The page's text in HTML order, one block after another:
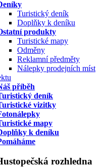
Turistický deník
Doplňky k deníku
produkty
Turistické mapy
Odměny
Reklamní předměty
Nálepky prodejních míst
příběh
deník
vizitky
mapy
k deníku
rozhledna